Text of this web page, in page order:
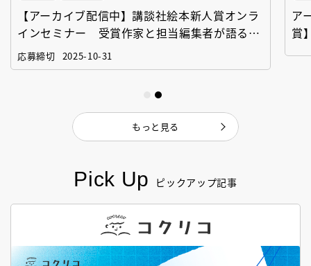
Pick Up ピックアップ記事
【アーカイブ配信中】講談社絵本新人賞オンラ
インセミナー 受賞作家と担当編集者が語る
「絵本創作実践講座」
応募締切 2025-10-31
ア
賞
もっと見る